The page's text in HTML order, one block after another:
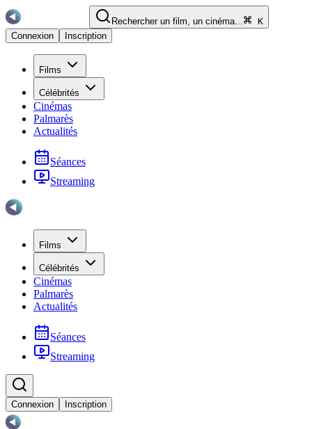
Rechercher un film, un cinéma...
K
Connexion
Inscription
Films
Célébrités
Cinémas
Palmarès
Actualités
Séances
Streaming
Films
Célébrités
Cinémas
Palmarès
Actualités
Séances
Streaming
Connexion Inscription